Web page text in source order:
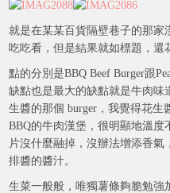
就是在某某百貨隔壁巷子的那家
吃吃看，但是結果就如標題，還
點的分別是BBQ Beef Burger跟
缺點也是最大的缺點就是牛肉
生醬的那個 burger，我覺得花生
BBQ的牛肉漢堡，很明顯地溫度
片沒什麼融掉，沒辦法增添香
排醬的醬汁。
生菜一般般，唯獨薯條夠脆勉強